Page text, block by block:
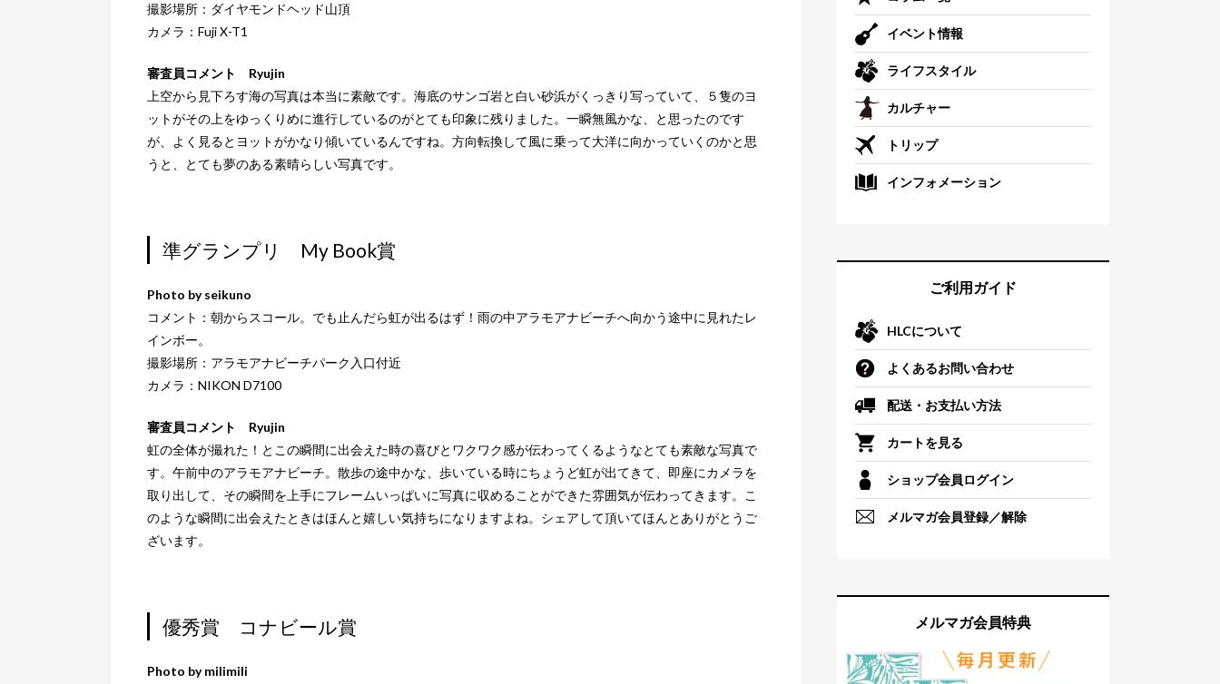
撮影場所：ダイヤモンドヘッド山頂
カメラ：Fuji X-T1
審査員コメント Ryujin
上空から見下ろす海の写真は本当に素敵です。海底のサンゴ岩と白い砂浜がくっきり写っていて、５隻のヨ
ットがその上をゆっくりめに進行しているのがとても印象に残りました。一瞬無風かな、と思ったのです
が、よく見るとヨットがかなり傾いているんですね。方向転換して風に乗って大洋に向かっていくのかと思
うと、とても夢のある素晴らしい写真です。
準グランプリ My Book賞
Photo by seikuno
コメント：朝からスコール。でも止んだら虹が出るはず！雨の中アラモアナビーチへ向かう途中に見れたレ
インボー。
撮影場所：アラモアナビーチパーク入口付近
カメラ：NIKON D7100
審査員コメント Ryujin
虹の全体が撮れた！とこの瞬間に出会えた時の喜びとワクワク感が伝わってくるようなとても素敵な写真で
す。午前中のアラモアナビーチ。散歩の途中かな、歩いている時にちょうど虹が出てきて、即座にカメラを
取り出して、その瞬間を上手にフレームいっぱいに写真に収めることができた雰囲気が伝わってきます。こ
のような瞬間に出会えたときはほんと嬉しい気持ちになりますよね。シェアして頂いてほんとありがとうご
ざいます。
優秀賞 コナビール賞
Photo by milimili
イベント情報
ライフスタイル
カルチャー
トリップ
インフォメーション
ご利用ガイド
HLCについて
よくあるお問い合わせ
配送・お支払い方法
カートを見る
ショップ会員ログイン
メルマガ会員登録／解除
メルマガ会員特典